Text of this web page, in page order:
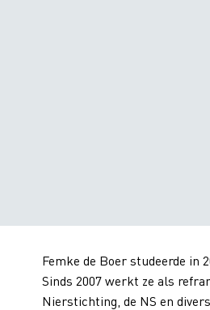
Femke de Boer studeerde in
Sinds 2007 werkt ze als
Nierstichting, de NS en